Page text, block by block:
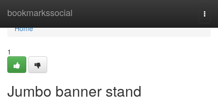
bookmarkssocial
Home
Home
1
Jumbo banner stand